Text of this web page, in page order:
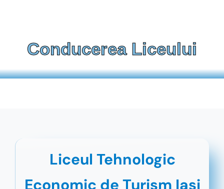
Conducerea Liceului
Liceul Tehnologic
Economic de Turism Iaşi